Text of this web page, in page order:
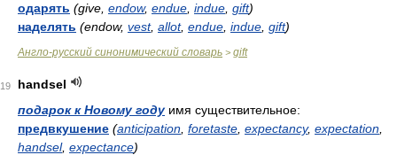
одарять (give, endow, endue indue gift)
наделять (endow, vest, allot, endue indue gift)
Англо-русский синонимический словарь > gift
19
handsel
подарок к Новому году имя существительное:
предвкушение (anticipation foretaste expectancy, expectation
handsel, expectance)